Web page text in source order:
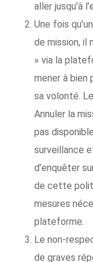
aller jusqu’à
Une fois
de mission, il
» via la
mener à bien
sa volonté.
Annuler la
pas
surveillance
d’enquêter
de cette
mesures
plateforme.
Le non-
de graves